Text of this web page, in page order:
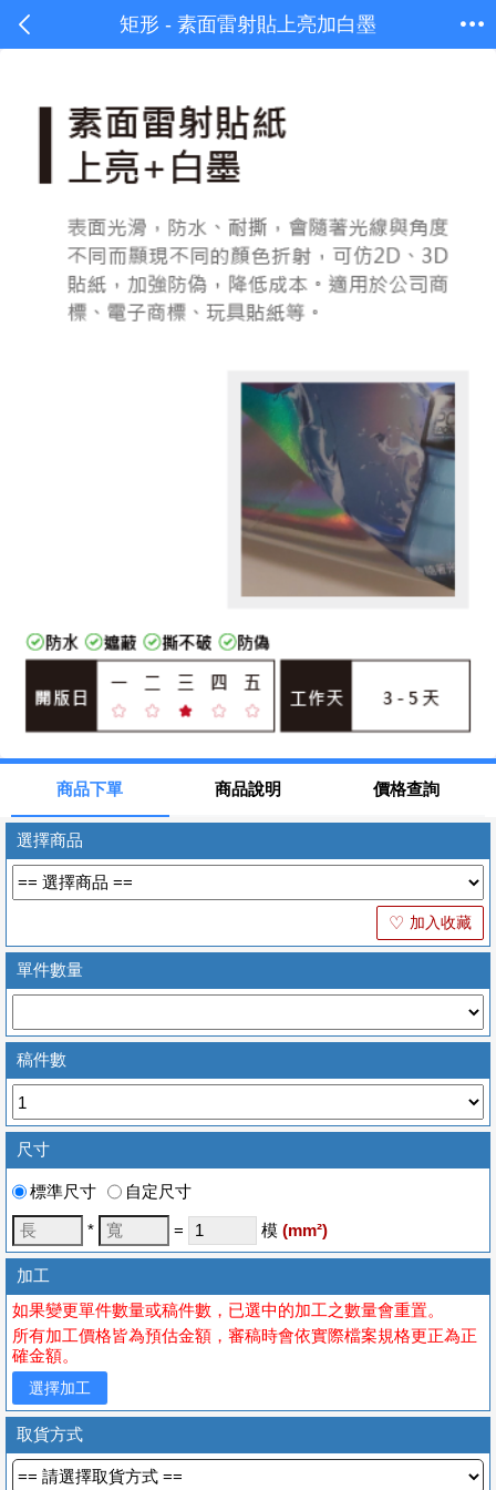
矩形 - 素面雷射貼上亮加白墨
商品下單 商品說明 價格查詢
選擇商品
♡ 加入收藏
單件數量
稿件數
尺寸
標準尺寸 自定尺寸
* = 模 (mm²)
加工
如果變更單件數量或稿件數，已選中的加工之數量會重置。
所有加工價格皆為預估金額，審稿時會依實際檔案規格更正為正
確金額。
選擇加工
取貨方式